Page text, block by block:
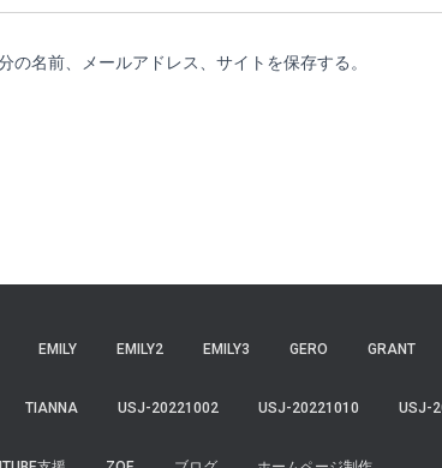
名前、メールアドレス、サイトを保存する。
EMILY EMILY2 EMILY3 GERO GRANT
TIANNA USJ-20221002 USJ-20221010 USJ-